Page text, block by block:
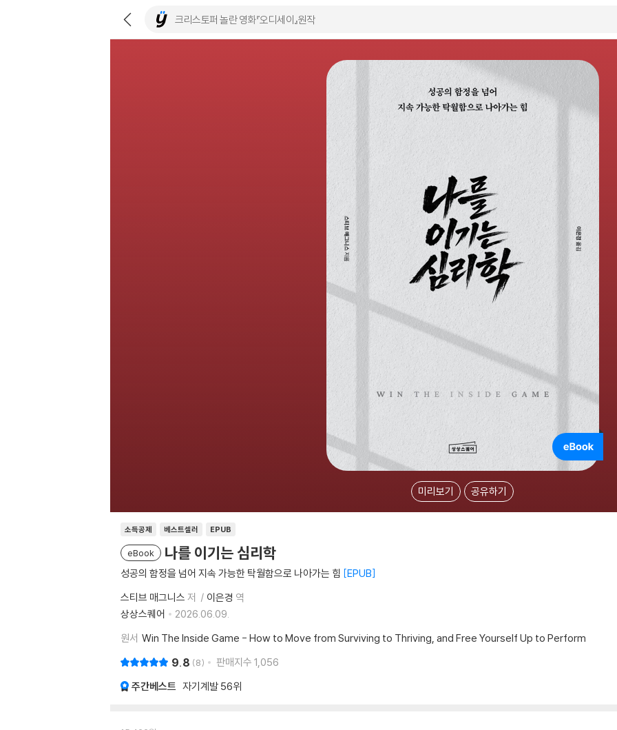
미리보기 공유하기
소득공제 베스트셀러 EPUB
eBook 나를 이기는 심리학
성공의 함정을 넘어 지속 가능한 탁월함으로 나아가는 힘 EPUB
스티브 매그니스 저 이은경 역
상상스퀘어
2026.06.09.
원서 Win The Inside Game - How to Move from Surviving to Thriving, and Free Yourself Up to Perform
9.8 8 판매지수 1,056
주간베스트 자기계발 56위